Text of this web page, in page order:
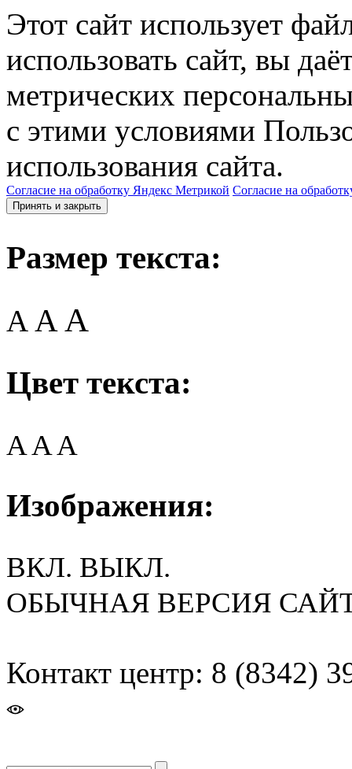
Этот сайт использует
использовать сайт, вы
метрических
с этими условиями
использования сайта.
Согласие на обработку Яндекс Метрикой Согласие на
Принять и закрыть
Размер текста:
A AA
Цвет текста:
AAA
Изображения:
ВКЛ. ВЫКЛ.
ОБЫЧНАЯ ВЕРСИЯ
Контакт центр: 8 (8342)